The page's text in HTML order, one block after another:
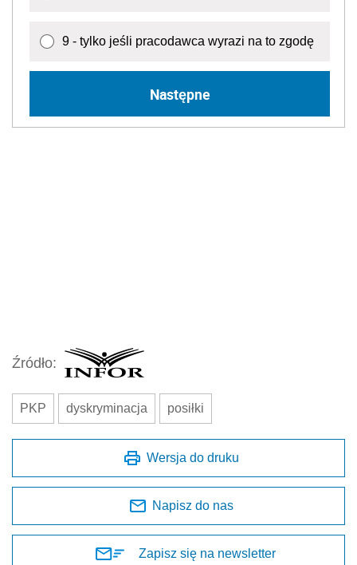
9 - tylko jeśli pracodawca wyrazi na to zgodę
Następne
Źródło:
PKP dyskryminacja posiłki
Wersja do druku
Napisz do nas
Zapisz się na newsletter